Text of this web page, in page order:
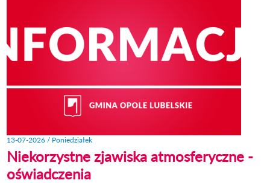
13-07-2026 / Poniedziałek
Niekorzystne zjawiska atmosferyczne -
oświadczenia